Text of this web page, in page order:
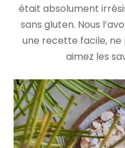
était absolument
sans gluten. Nous
une recette facile, ne
aimez les